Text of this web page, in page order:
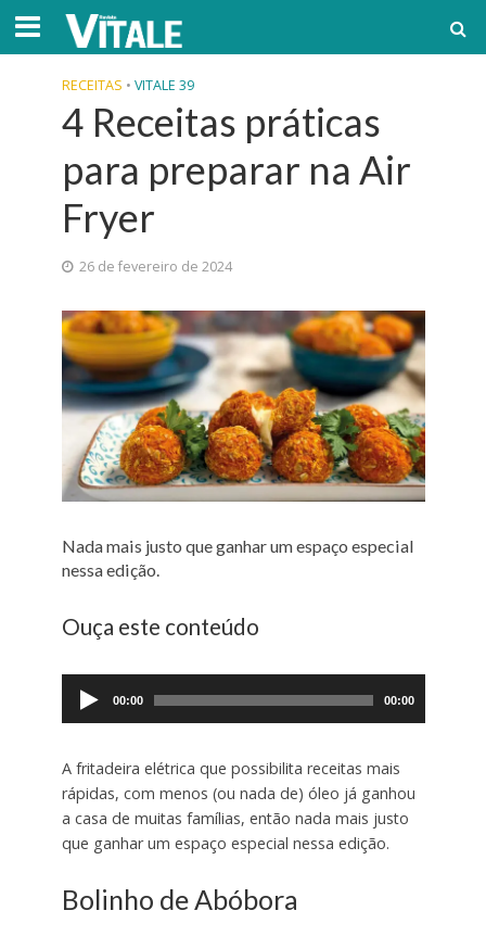
RECEITAS • VITALE 39
4 Receitas práticas
para preparar na Air
Fryer
26 de fevereiro de 2024
Nada mais justo que ganhar um espaço especial
nessa edição.
Ouça este conteúdo
áudio
00:00 00:00
A fritadeira elétrica que possibilita receitas mais
rápidas, com menos (ou nada de) óleo já ganhou
a casa de muitas famílias, então nada mais justo
que ganhar um espaço especial nessa edição.
Bolinho de Abóbora